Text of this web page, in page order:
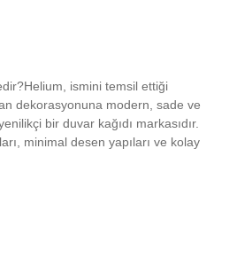
ismini temsil ettiği
dekorasyonuna modern, sade ve
bir duvar kağıdı markasıdır.
minimal desen yapıları ve kolay